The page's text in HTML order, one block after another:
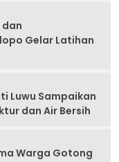
Gelar Latihan
Luwu Sampaikan
dan Air Bersih
Warga Gotong